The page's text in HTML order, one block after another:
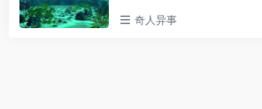
奇人异事